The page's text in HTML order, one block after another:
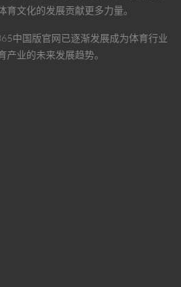
文化的发展贡献更多力量。
中国版官网已逐渐发展成为体育行业
业的未来发展趋势。